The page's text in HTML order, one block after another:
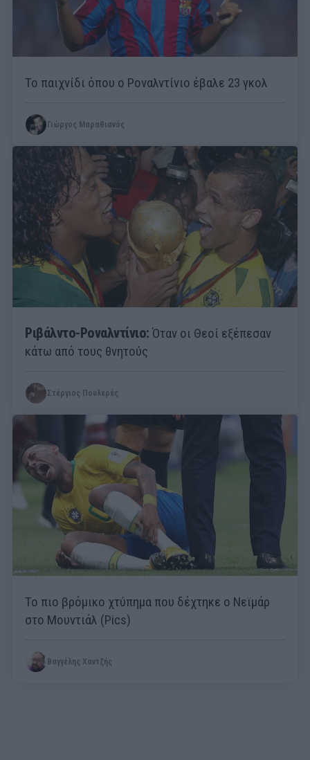
Το παιχνίδι όπου ο Ροναλντίνιο έβαλε 23 γκολ
Γιώργος Μαραθιανός
Ριβάλντο-Ροναλντίνιο: Όταν οι Θεοί εξέπεσαν
κάτω από τους θνητούς
Στέργιος Πουλερές
Το πιο βρόμικο χτύπημα που δέχτηκε ο Νεϊμάρ
στο Μουντιάλ (Pics)
Βαγγέλης Χαντζής